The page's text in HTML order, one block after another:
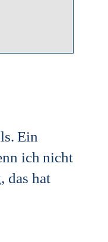
Ein
ich nicht
das hat